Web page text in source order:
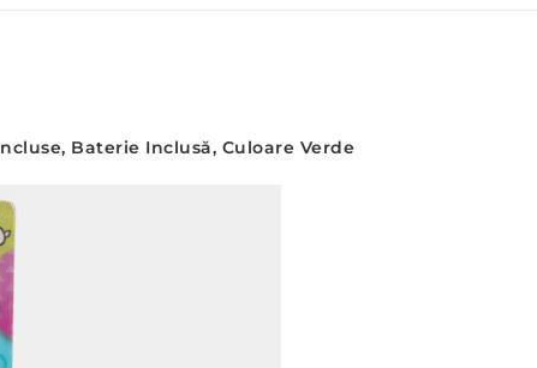
Baterie Inclusă, Culoare Verde